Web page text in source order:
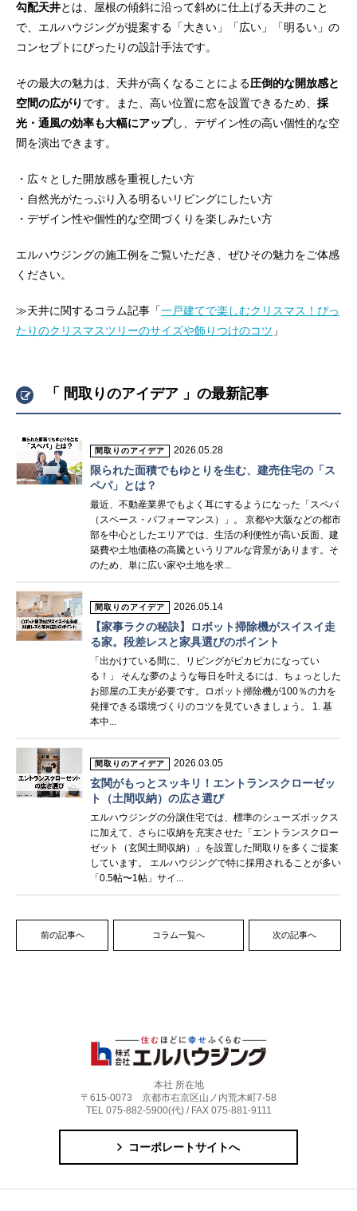
勾配天井とは、屋根の傾斜に沿って斜めに仕上げる天井のこと
で、エルハウジングが提案する「大きい」「広い」「明るい」の
コンセプトにぴったりの設計手法です。
その最大の魅力は、天井が高くなることによる圧倒的な開放感と
空間の広がり です。また、高い位置に窓を設置できるため、採
光・通風の効率も大幅にアップし、デザイン性の高い個性的な空
間を演出できます。
・広々とした開放感を重視したい方
・自然光がたっぷり入る明るいリビングにしたい方
・デザイン性や個性的な空間づくりを楽しみたい方
エルハウジングの施工例をご覧いただき、ぜひその魅力をご体感
ください。
≫天井に関するコラム記事「一戸建てで楽しむクリスマス！ぴっ
たりのクリスマスツリーのサイズや飾りつけのコツ 」
「 間取りのアイデア 」の最新記事
間取りのアイデア 2026.05.28
限られた面積でもゆとりを生む、建売住宅の「ス
ペパ」とは？
最近、不動産業界でもよく耳にするようになった「スペパ
（スペース・パフォーマンス）」。 京都や大阪などの都市
部を中心としたエリアでは、生活の利便性が高い反面、建
築費や土地価格の高騰というリアルな背景があります。そ
のため、単に広い家や土地を求...
間取りのアイデア 2026.05.14
【家事ラクの秘訣】ロボット掃除機がスイスイ走
る家。段差レスと家具選びのポイント
「出かけている間に、リビングがピカピカになってい
る！」 そんな夢のような毎日を叶えるには、ちょっとした
お部屋の工夫が必要です。ロボット掃除機が100％の力を
発揮できる環境づくりのコツを見ていきましょう。 1. 基
本中...
間取りのアイデア 2026.03.05
玄関がもっとスッキリ！エントランスクローゼッ
ト（土間収納）の広さ選び
エルハウジングの分譲住宅では、標準のシューズボックス
に加えて、さらに収納を充実させた「エントランスクロー
ゼット（玄関土間収納）」を設置した間取りを多くご提案
しています。 エルハウジングで特に採用されることが多い
「0.5帖〜1帖」サイ...
前の記事へ コラム一覧へ 次の記事へ
本社 所在地
〒615-0073 京都市右京区山ノ内荒木町7-58
TEL 075-882-5900(代) / FAX 075-881-9111
コーポレートサイトへ